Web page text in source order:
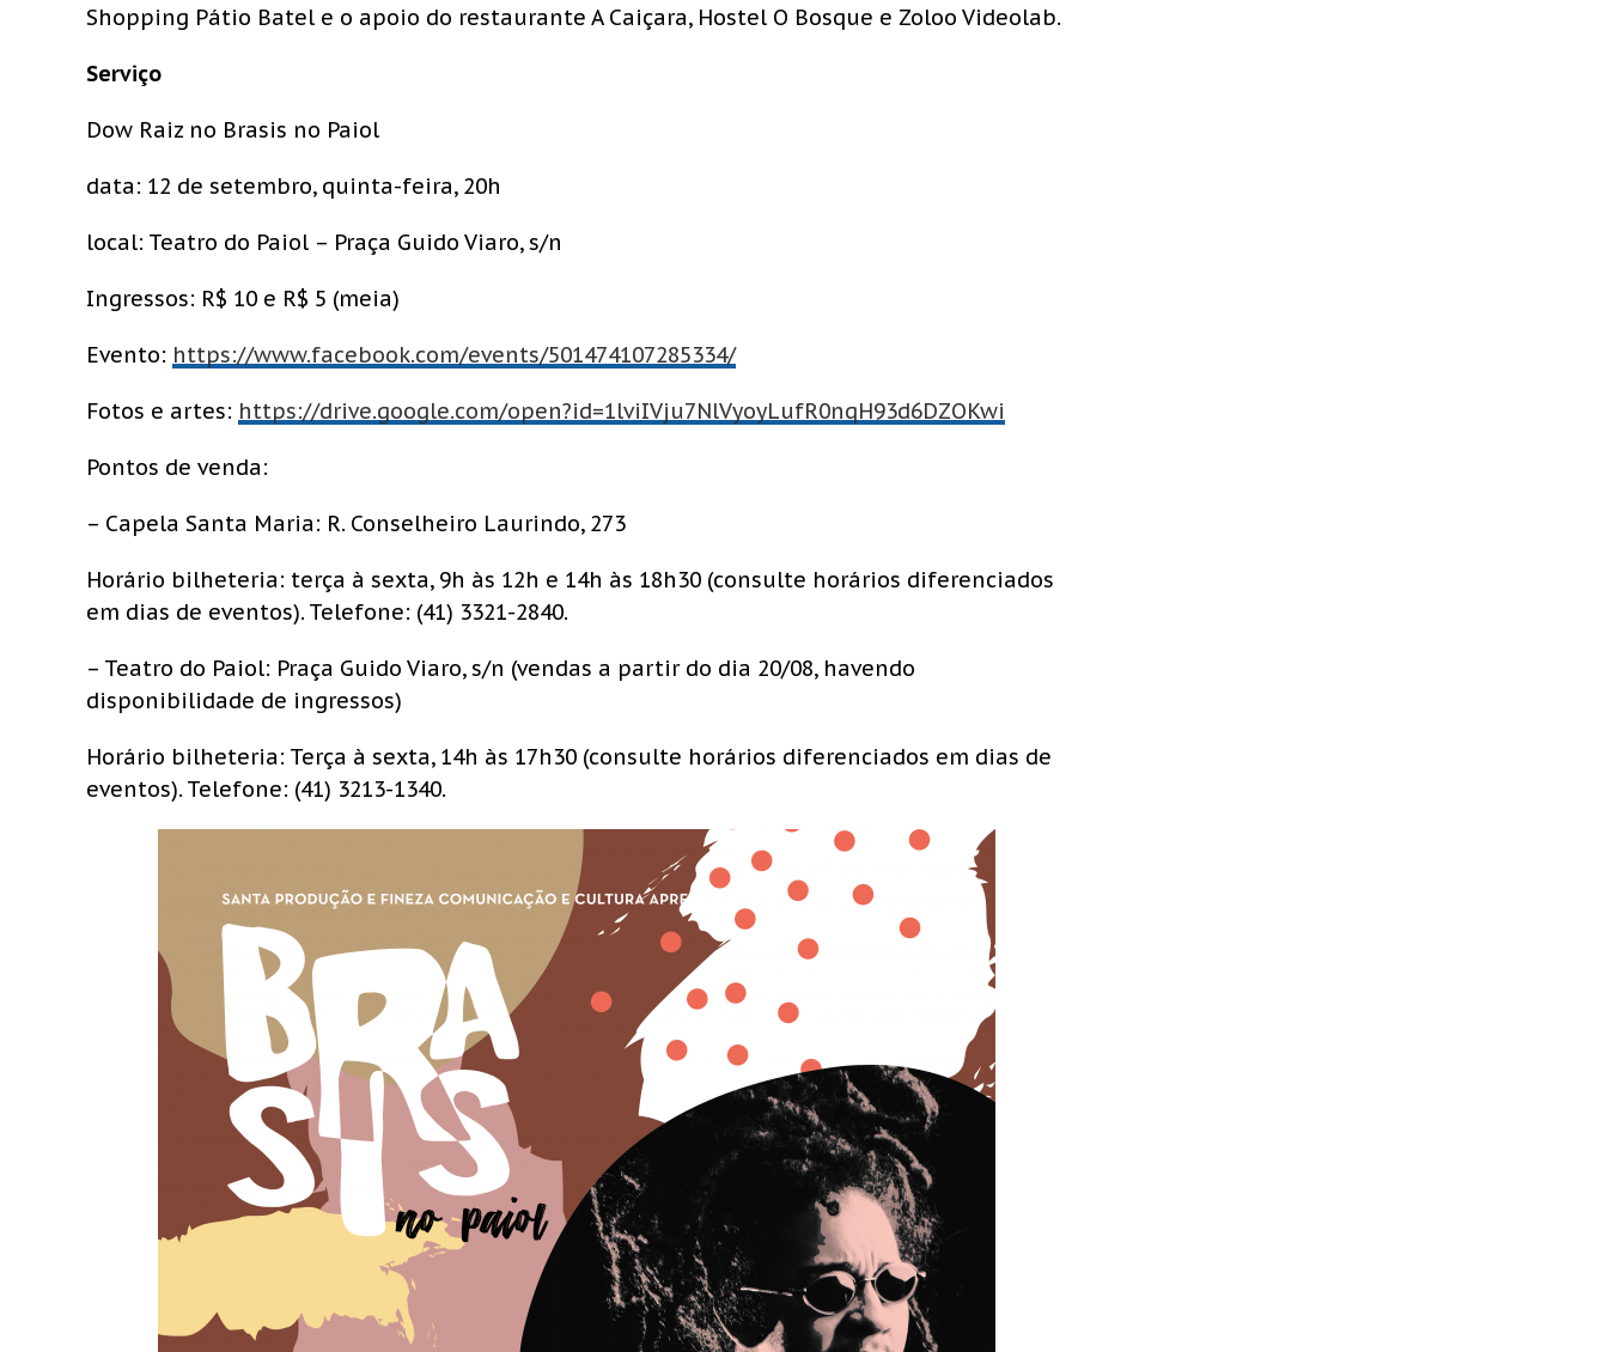
Shopping Pátio Batel e o apoio do restaurante A Caiçara, Hostel O Bosque e Zoloo Videolab.
Serviço
Dow Raiz no Brasis no Paiol
data: 12 de setembro, quinta-feira, 20h
local: Teatro do Paiol – Praça Guido Viaro, s/n
Ingressos: R$ 10 e R$ 5 (meia)
Evento: https://www.facebook.com/events/501474107285334/
Fotos e artes: https://drive.google.com/open?id=1lviIVju7NlVyoyLufR0nqH93d6DZOKwi
Pontos de venda:
– Capela Santa Maria: R. Conselheiro Laurindo, 273
Horário bilheteria: terça à sexta, 9h às 12h e 14h às 18h30 (consulte horários diferenciados
em dias de eventos). Telefone: (41) 3321-2840.
– Teatro do Paiol: Praça Guido Viaro, s/n (vendas a partir do dia 20/08, havendo
disponibilidade de ingressos)
Horário bilheteria: Terça à sexta, 14h às 17h30 (consulte horários diferenciados em dias de
eventos). Telefone: (41) 3213-1340.